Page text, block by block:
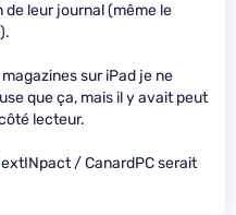
de leur journal (même le
sur iPad je ne
que ça, mais il y avait peut
lecteur.
/ CanardPC serait